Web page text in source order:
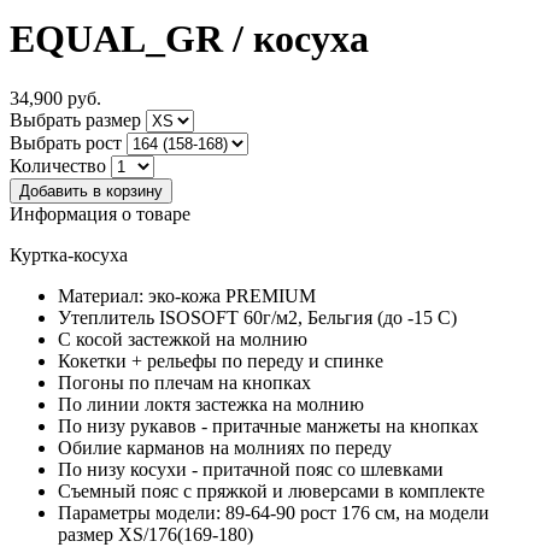
EQUAL_GR/ косуха
34,900 руб.
Выбрать размер
Выбрать рост
Количество
Информация о товаре
Куртка-косуха
Материал: эко-кожа PREMIUM
Утеплитель ISOSOFT 60г/м2, Бельгия (до -15 С)
С косой застежкой на молнию
Кокетки + рельефы по переду и спинке
Погоны по плечам на кнопках
По линии локтя застежка на молнию
По низу рукавов - притачные манжеты на кнопках
Обилие карманов на молниях по переду
По низу косухи - притачной пояс со шлевками
Съемный пояс с пряжкой и люверсами в комплекте
Параметры модели: 89-64-90 рост 176 см, на модели
размер XS/176(169-180)